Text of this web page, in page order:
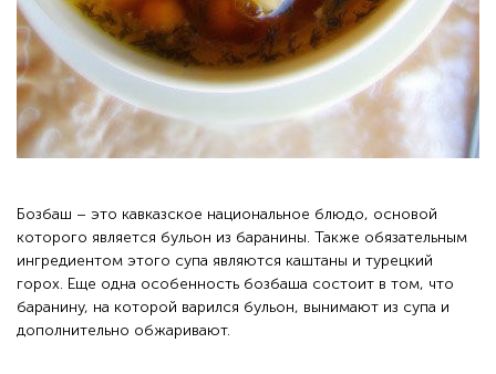
Бозбаш – это кавказское национальное блюдо, основой
которого является бульон из баранины. Также обязательным
ингредиентом этого супа являются каштаны и турецкий
горох. Еще одна особенность бозбаша состоит в том, что
баранину, на которой варился бульон, вынимают из супа и
дополнительно обжаривают.